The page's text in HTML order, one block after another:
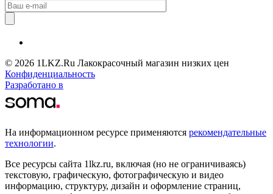
© 2026 1LKZ.Ru Лакокрасочный магазин низких цен
Конфиденциальность
Разработано в
На информационном ресурсе применяются рекомендательные
технологии.
Все ресурсы сайта 1lkz.ru, включая (но не ограничиваясь)
текстовую, графическую, фотографическую и видео
информацию, структуру, дизайн и оформление страниц,